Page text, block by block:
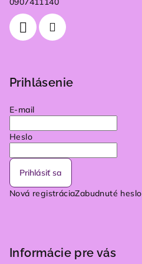
Prihlásenie
E-mail
Heslo
Prihlásiť sa
Nová registráciaZabudnuté heslo
Informácie pre vás